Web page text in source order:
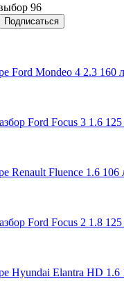
96
Ford Mondeo 4 2.3
Ford Focus 3 1.6
Renault Fluence 1.6
Ford Focus 2 1.8
Hyundai Elantra HD